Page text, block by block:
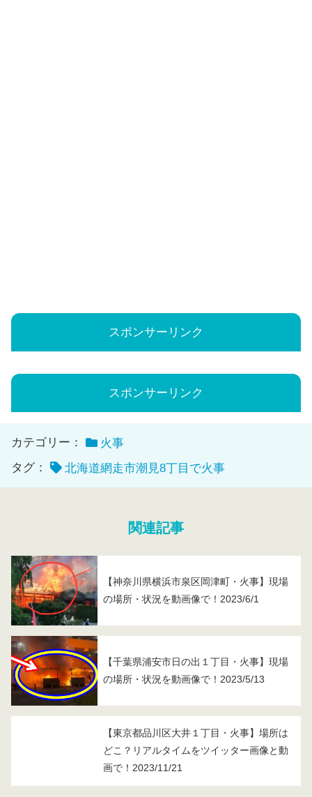
スポンサーリンク
スポンサーリンク
カテゴリー：
火事
タグ：
北海道網走市潮見8丁目で火事
関連記事
【神奈川県横浜市泉区岡津町・火事】現場
の場所・状況を動画像で！2023/6/1
【千葉県浦安市日の出１丁目・火事】現場
の場所・状況を動画像で！2023/5/13
【東京都品川区大井１丁目・火事】場所は
どこ？リアルタイムをツイッター画像と動
画で！2023/11/21